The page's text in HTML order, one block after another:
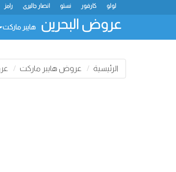
رامز انصار جاليري نستو كارفور لولو
عروض البحرين هايبر ماركت
الرئيسية عروض هايبر ماركت